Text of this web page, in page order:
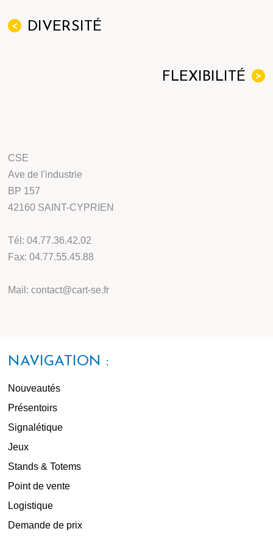
< DIVERSITÉ
>
FLEXIBILITÉ
CSE
Ave de l'industrie
BP 157
42160 SAINT-CYPRIEN
Tél: 04.77.36.42.02
Fax: 04.77.55.45.88
Mail: contact@cart-se.fr
NAVIGATION :
Nouveautés
Présentoirs
Signalétique
Jeux
Stands & Totems
Point de vente
Logistique
Demande de prix